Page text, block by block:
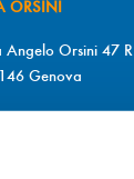
ORSINI
Angelo Orsini 47 R
Genova